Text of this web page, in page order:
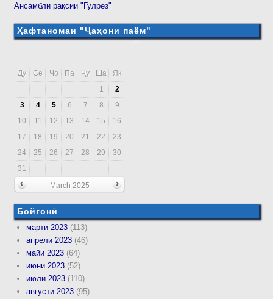
Ансамбли рақсии "Гулрез"
Ҳафтаномаи "Ҷаҳони паём"
Ду Се Чо Па Ҷу Ша
Як
1
2
3
4 5 6 7 8
9
10
11 12 13 14 15
16
17
18 19 20 21 22
23
24
25 26 27 28 29
30
31
March 2025
Бойгонӣ
марти 2023 (113)
апрели 2023 (46)
майи 2023 (64)
июни 2023 (52)
июли 2023 (110)
августи 2023 (95)